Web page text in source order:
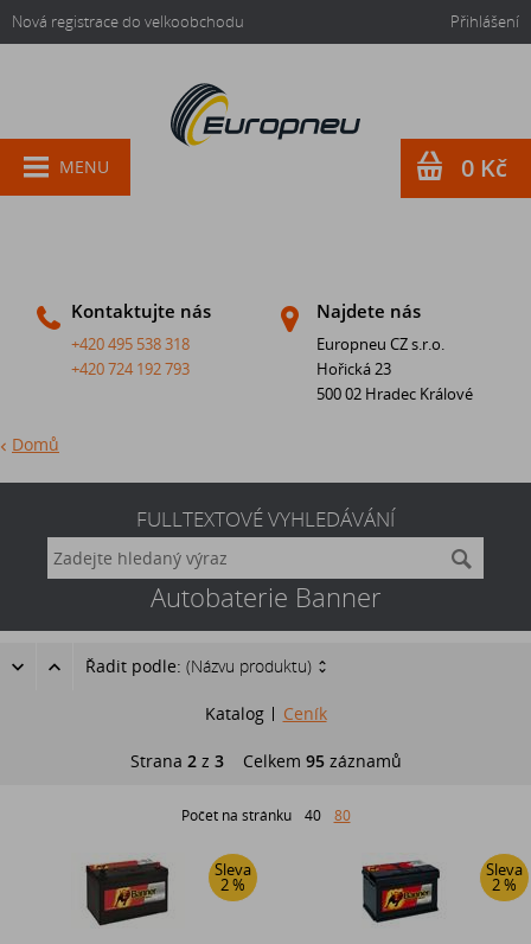
Nová registrace do velkoobchodu Přihlášení
Kontaktujte nás
+420 495 538 318
+420 724 192 793
Najdete nás
Europneu CZ s.r.o.
Hořická 23
500 02 Hradec Králové
MENU 0 Kč
Domů
FULLTEXTOVÉ VYHLEDÁVÁNÍ
Autobaterie Banner
Řadit podle: (Názvu produktu)
Katalog Ceník
Strana 2z 3Celkem 95záznamů
Počet na stránku 40 80
Sleva
2 %
Sleva
2 %